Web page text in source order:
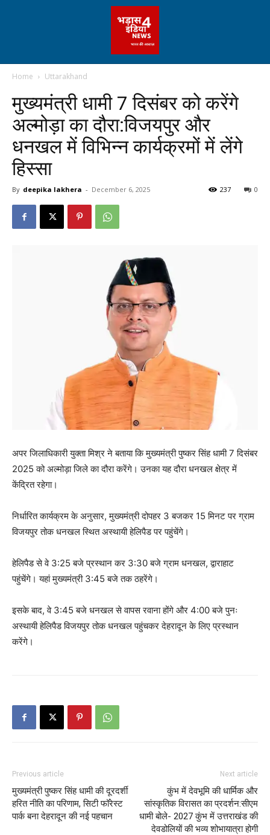
Home Uttarakhand
मुख्यमंत्री धामी 7 दिसंबर को करेंगे
अल्मोड़ा का दौरा:विजयपुर और
धनखल में विभिन्न कार्यक्रमों में लेंगे
हिस्सा
By deepika lakhera - December 6, 2025 0
237
अपर जिलाधिकारी युक्ता मिश्र ने बताया कि मुख्यमंत्री पुष्कर सिंह धामी 7 दिसंबर
2025 को अल्मोड़ा जिले का दौरा करेंगे। उनका यह दौरा धनखल क्षेत्र में
केंद्रित रहेगा।
निर्धारित कार्यक्रम के अनुसार, मुख्यमंत्री दोपहर 3 बजकर 15 मिनट पर ग्राम
विजयपुर तोक धनखल स्थित अस्थायी हेलिपैड पर पहुंचेंगे।
हेलिपैड से वे 3:25 बजे प्रस्थान कर 3:30 बजे ग्राम धनखल, द्वाराहाट
पहुंचेंगे। यहां मुख्यमंत्री 3:45 बजे तक ठहरेंगे।
इसके बाद, वे 3:45 बजे धनखल से वापस रवाना होंगे और 4:00 बजे पुनः
अस्थायी हेलिपैड विजयपुर तोक धनखल पहुंचकर देहरादून के लिए प्रस्थान
करेंगे।
Previous article
मुख्यमंत्री पुष्कर सिंह धामी की दूरदर्शी
हरित नीति का परिणाम, सिटी फॉरेस्ट
पार्क बना देहरादून की नई पहचान
Next article
कुंभ में देवभूमि की धार्मिक और
सांस्कृतिक विरासत का प्रदर्शन:सीएम
धामी बोले- 2027 कुंभ में उत्तराखंड की
देवडोलियों की भव्य शोभायात्रा होगी